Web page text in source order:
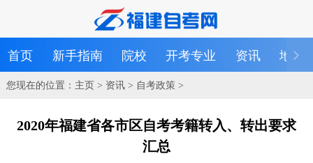
首页 新手指南 院校 开考专业 资讯 地区
您现在的位置： 主页> 资讯> 自考政策>
2020年福建省各市区自考考籍转入、转出要求
汇总